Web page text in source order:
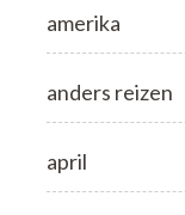
amerika
anders reizen
april